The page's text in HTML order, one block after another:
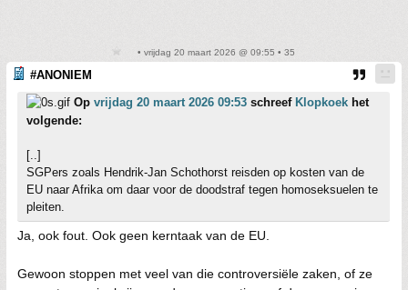
• vrijdag 20 maart 2026 @ 09:55 • 35
#ANONIEM
Op vrijdag 20 maart 2026 09:53 schreef Klopkoek het
volgende:
[..]
SGPers zoals Hendrik-Jan Schothorst reisden op kosten van de
EU naar Afrika om daar voor de doodstraf tegen homoseksuelen te
pleiten.
Ja, ook fout. Ook geen kerntaak van de EU.
Gewoon stoppen met veel van die controversiële zaken, of ze